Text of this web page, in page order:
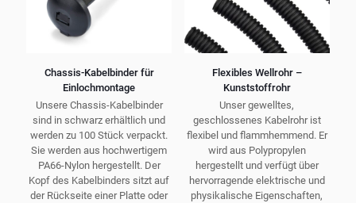
gewählt
werden
Chassis-Kabelbinder für
Einlochmontage
Unsere Chassis-Kabelbinder
sind in schwarz erhältlich und
werden zu 100 Stück verpackt.
Sie werden aus hochwertigem
PA66-Nylon hergestellt. Der
Kopf des Kabelbinders sitzt auf
der Rückseite einer Platte oder
Flexibles Wellrohr –
Kunststoffrohr
Unser gewelltes,
geschlossenes Kabelrohr ist
flexibel und flammhemmend. Er
wird aus Polypropylen
hergestellt und verfügt über
hervorragende elektrische und
physikalische Eigenschaften,